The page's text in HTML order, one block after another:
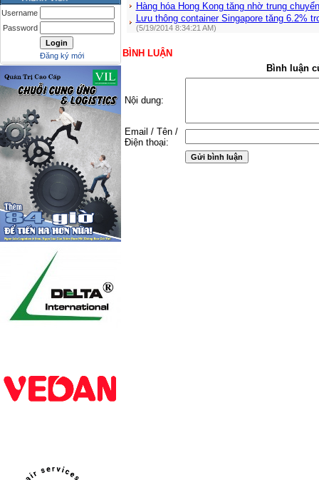
Username
Password
Đăng ký mới
Hàng hóa Hong Kong tăng nhờ trung chuyển
Lưu thông container Singapore tăng 6.2%
(5/19/2014 8:34:21 AM)
BÌNH LUẬN
Bình luận
Nội dung:
Email / Tên /
Điện thoại: